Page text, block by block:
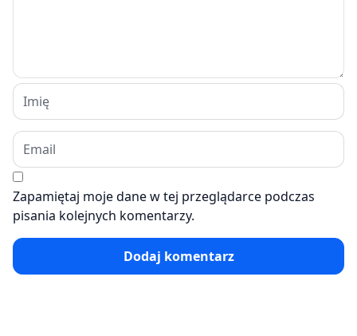
Zapamiętaj moje dane w tej przeglądarce podczas
pisania kolejnych komentarzy.
Dodaj komentarz